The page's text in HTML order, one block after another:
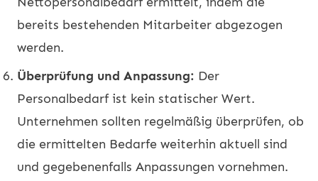
bereits bestehenden Mitarbeiter abgezogen
werden.
Überprüfung und Anpassung: Der
Personalbedarf ist kein statischer Wert.
Unternehmen sollten regelmäßig überprüfen, ob
die ermittelten Bedarfe weiterhin aktuell sind
und gegebenenfalls Anpassungen vornehmen.